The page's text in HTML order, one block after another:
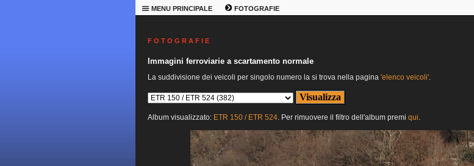
MENU PRINCIPALE FOTOGRAFIE
F O T O G R A F I E
Immagini ferroviarie a scartamento normale
La suddivisione dei veicoli per singolo numero la si trova nella pagina 'elenco veicoli'.
Album visualizzato: ETR 150 / ETR 524. Per rimuovere il filtro dell'album premi qui.